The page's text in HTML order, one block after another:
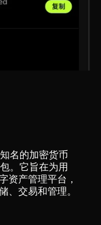
名的加密货币
。它旨在为用
资产管理平台，
、交易和管理。